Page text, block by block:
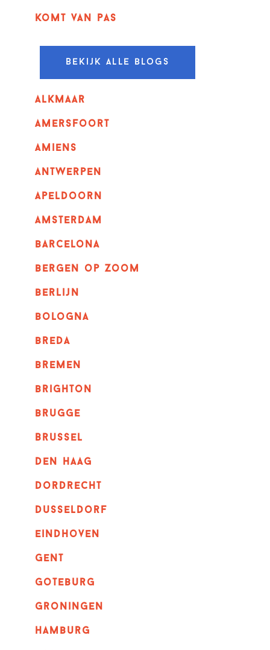
komt van pas
Bekijk alle blogs
alkmaar
amersfoort
amiens
Antwerpen
apeldoorn
Amsterdam
barcelona
bergen op zoom
berlijn
bologna
breda
bremen
brighton
brugge
Brussel
Den haag
dordrecht
dusseldorf
eindhoven
GENT
goteburg
groningen
hamburg